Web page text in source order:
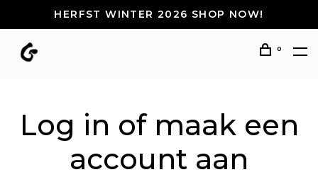
HERFST WINTER 2026 SHOP NOW!
0
Log in of maak een
account aan